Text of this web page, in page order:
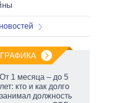
От 1 месяца – до 5
лет: кто и как долго
занимал должность